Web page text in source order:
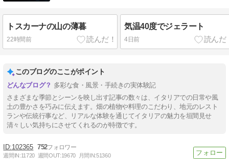
トスカーナの山の薄暮
22時間前
気温40度でジェラート
4日前
このブログのここがポイント
多彩な食・風景・手続きの実体験記
さまざまな季節とシーンを映し出す記事の数々は、イタリアでの日常や風
土の豊かさを巧みに伝えます。畑の植物や料理のこだわり、地元のレスト
ランや伝統行事など、リアルな体験を通じてイタリアの魅力を垣間見せ
清々しい気持ちにさせてくれるのが特徴です。
102365 752
週間IN:11720 週間OUT:19670 月間IN:51360